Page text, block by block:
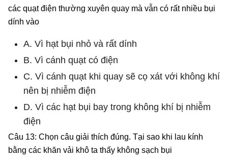
các quạt điện thường xuyên quay mà vẫn có rất nhiều bụi
dính vào
A. Vì hạt bụi nhỏ và rất dính
B. Vì cánh quạt có điện
C. Vì cánh quạt khi quay sẽ cọ xát với không khí
nên bị nhiễm điện
D. Vì các hạt bụi bay trong không khí bị nhiễm
điện
Câu 13: Chọn câu giải thích đúng. Tại sao khi lau kính
bằng các khăn vải khô ta thấy không sạch bụi